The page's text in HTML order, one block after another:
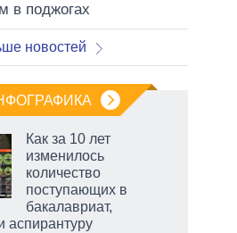
в поджогах
новостей
Как за 10 лет
изменилось
количество
поступающих в
бакалавриат,
аспирантуру